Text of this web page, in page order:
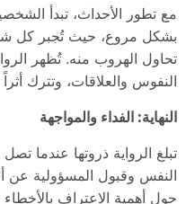
مع تطور الأحداث، تبدأ
بشكل مروع، حيث تُجبر كل
تحاول الهروب منه. تُظهر
النفوس والعلاقات، وتترك
النهاية: الفداء والمواجهة
تبلغ الرواية ذروتها عندما
النفس وقبول المسؤولية عن
حول أهمية الاعتراف